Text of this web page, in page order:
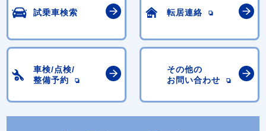
試乗車検索 転居連絡
車検/点検/
整備予約
その他の
お問い合わせ